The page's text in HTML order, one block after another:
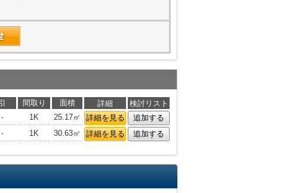
間取り 面積 詳細
検討リスト
- 1K 25.17㎡ 詳細を見る
追加する
- 1K 30.63㎡ 詳細を見る 追加する